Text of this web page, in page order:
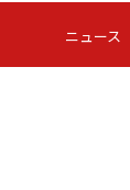
いちご
-
ニュース